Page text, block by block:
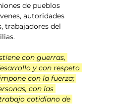
de pueblos
autoridades
trabajadores del
con guerras,
y con respeto
con la fuerza;
con las
cotidiano de